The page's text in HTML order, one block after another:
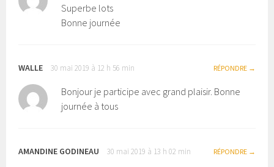
Superbe lots
Bonne journée
WALLE 30 mai 2019 à 12 h 56 min RÉPONDRE
Bonjour je participe avec grand plaisir. Bonne
journée à tous
AMANDINE GODINEAU 30 mai 2019 à 13 h 02 min RÉPONDRE